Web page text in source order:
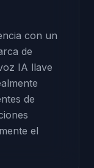
con un
de
IA llave
de
el